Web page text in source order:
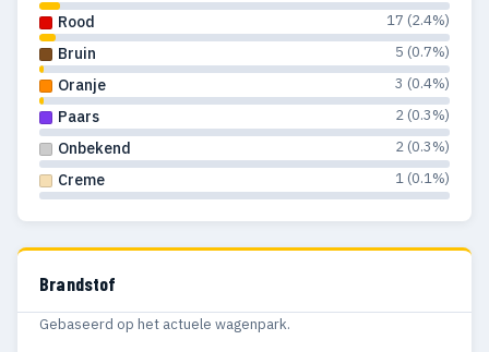
1986 2 1
1985 2 —
1982 —
1981 1 —
Rood 17 (2.4%)
Bruin 5 (0.7%)
Oranje 3 (0.4%)
Paars 2 (0.3%)
Onbekend 2 (0.3%)
Creme 1 (0.1%)
Brandstof
Gebaseerd op het actuele wagenpark.